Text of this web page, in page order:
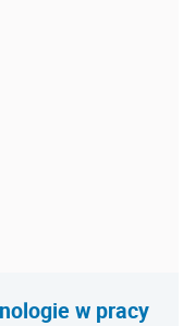
w pracy